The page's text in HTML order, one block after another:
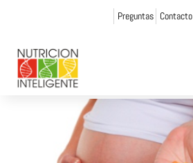
Preguntas Contacto